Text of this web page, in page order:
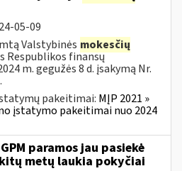
05-09
Valstybinės mokesčių
Respublikos finansų
m. gegužės 8 d. įsakymą Nr.
pakeitimai: MĮP 2021 »
įstatymo pakeitimai nuo 2024
paramos jau pasiekė
metų laukia pokyčiai